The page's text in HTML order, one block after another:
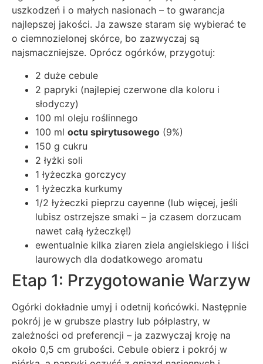
uszkodzeń i o małych nasionach – to gwarancja
najlepszej jakości. Ja zawsze staram się wybierać te
o ciemnozielonej skórce, bo zazwyczaj są
najsmaczniejsze. Oprócz ogórków, przygotuj:
2 duże cebule
2 papryki (najlepiej czerwone dla koloru i
słodyczy)
100 ml oleju roślinnego
100 ml octu spirytusowego (9%)
150 g cukru
2 łyżki soli
1 łyżeczka gorczycy
1 łyżeczka kurkumy
1/2 łyżeczki pieprzu cayenne (lub więcej, jeśli
lubisz ostrzejsze smaki – ja czasem dorzucam
nawet całą łyżeczkę!)
ewentualnie kilka ziaren ziela angielskiego i liści
laurowych dla dodatkowego aromatu
Etap 1: Przygotowanie Warzyw
Ogórki dokładnie umyj i odetnij końcówki. Następnie
pokrój je w grubsze plastry lub półplastry, w
zależności od preferencji – ja zazwyczaj kroję na
około 0,5 cm grubości. Cebule obierz i pokrój w